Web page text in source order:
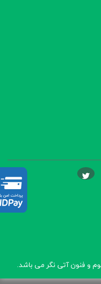
و فنون آتی نگر می باشد.